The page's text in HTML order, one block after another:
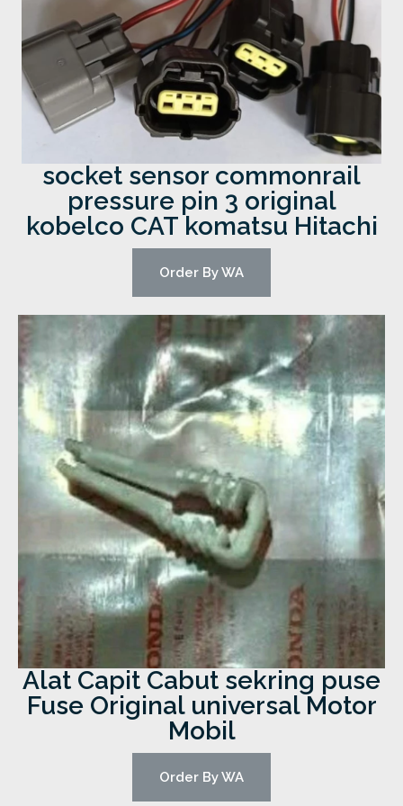
socket sensor commonrail
pressure pin 3 original
kobelco CAT komatsu Hitachi
Order By WA
Alat Capit Cabut sekring puse
Fuse Original universal Motor
Mobil
Order By WA